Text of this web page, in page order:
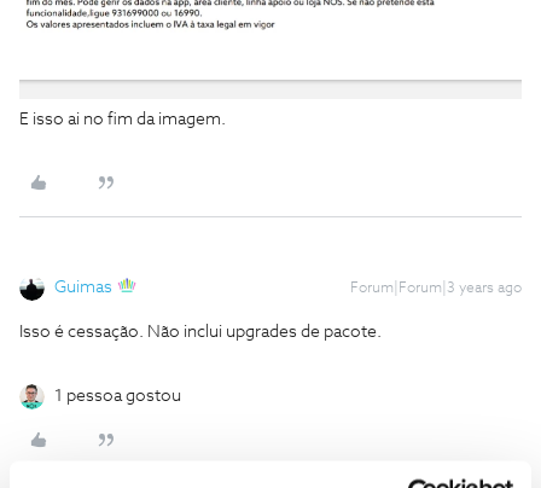
E isso ai no fim da imagem.
Guimas Forum|Forum|3 years ago
Isso é cessação. Não inclui upgrades de pacote.
1 pessoa gostou